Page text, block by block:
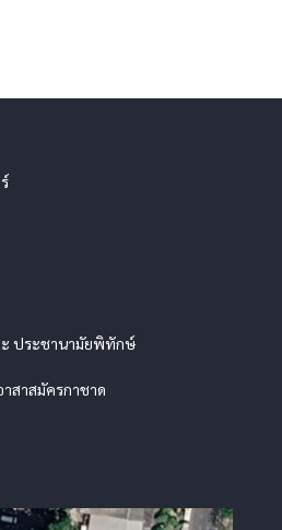
ะ ประชานามัยพิทักษ์
สาสมัครกาชาด